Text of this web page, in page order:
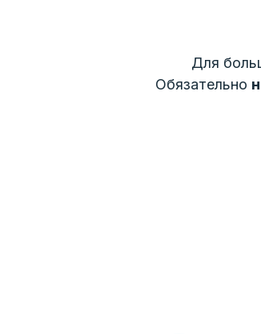
Для
Обязательно